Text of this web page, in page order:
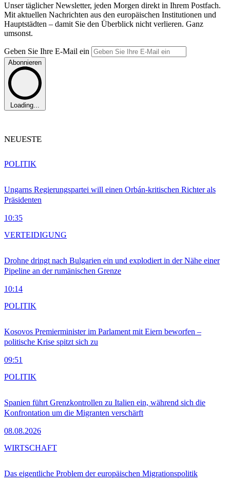
Unser täglicher Newsletter, jeden Morgen direkt in Ihrem Postfach.
Mit aktuellen Nachrichten aus den europäischen Institutionen und
Hauptstädten – damit Sie den Überblick nicht verlieren. Ganz
umsonst.
Geben Sie Ihre E-Mail ein
Abonnieren
Loading...
NEUESTE
Ungarns Regierungspartei will einen Orbán-kritischen Richter als
Präsidenten
10:35
POLITIK
Drohne dringt nach Bulgarien ein und explodiert in der Nähe einer
Pipeline an der rumänischen Grenze
10:14
VERTEIDIGUNG
Kosovos Premierminister im Parlament mit Eiern beworfen –
politische Krise spitzt sich zu
09:51
POLITIK
Spanien führt Grenzkontrollen zu Italien ein, während sich die
Konfrontation um die Migranten verschärft
08.08.2026
POLITIK
Das eigentliche Problem der europäischen Migrationspolitik
WIRTSCHAFT